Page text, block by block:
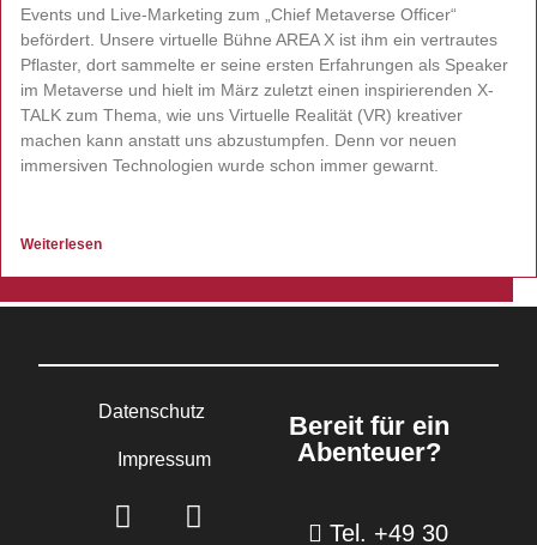
Events und Live-Marketing zum „Chief Metaverse Officer“
befördert. Unsere virtuelle Bühne AREA X ist ihm ein vertrautes
Pflaster, dort sammelte er seine ersten Erfahrungen als Speaker
im Metaverse und hielt im März zuletzt einen inspirierenden X-
TALK zum Thema, wie uns Virtuelle Realität (VR) kreativer
machen kann anstatt uns abzustumpfen. Denn vor neuen
immersiven Technologien wurde schon immer gewarnt.
Weiterlesen
Datenschutz
Impressum
Bereit für ein
Abenteuer?
Tel. +49 30